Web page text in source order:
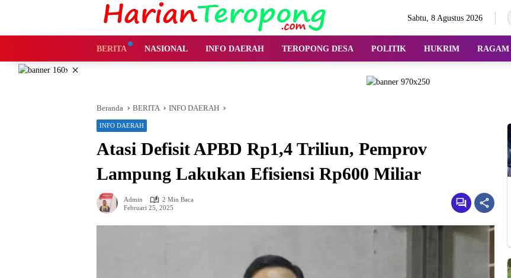
Sabtu, 8 Agustus 2026
BERITA NASIONAL INFO DAERAH TEROPONG DESA POLITIK HUKRIM RAGAM
×
Beranda BERITA INFO DAERAH
INFO DAERAH
Atasi Defisit APBD Rp1,4 Triliun, Pemprov
Lampung Lakukan Efisiensi Rp600 Miliar
Admin
2 Min Baca
Februari 25, 2025